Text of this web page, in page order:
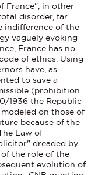
France", in other
disorder, far
indifference of the
vaguely evoking
France has no
of ethics. Using
have, as
to save a
(prohibition
1936 the Republic
on those of
because of the
Law of
dreaded by
the role of the
evolution of